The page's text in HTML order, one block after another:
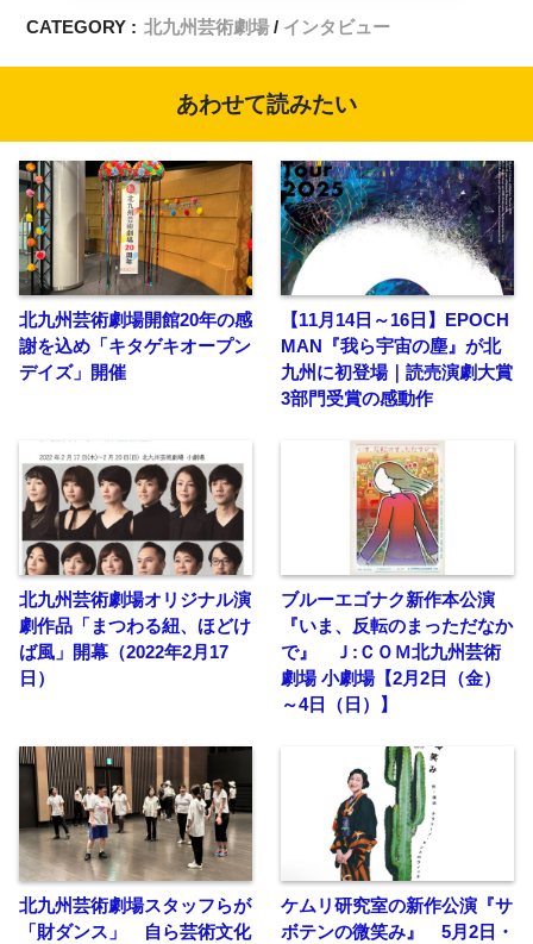
CATEGORY : 北九州芸術劇場 インタビュー
あわせて読みたい
北九州芸術劇場開館20年の感
謝を込め「キタゲキオープン
デイズ」開催
【11月14日～16日】EPOCH
MAN『我ら宇宙の塵』が北
九州に初登場｜読売演劇大賞
3部門受賞の感動作
北九州芸術劇場オリジナル演
劇作品「まつわる紐、ほどけ
ば風」開幕（2022年2月17
日）
ブルーエゴナク新作本公演
『いま、反転のまっただなか
で』 Ｊ:ＣＯＭ北九州芸術
劇場 小劇場【2月2日（金）
～4日（日）】
北九州芸術劇場スタッフらが
「財ダンス」 自ら芸術文化
ケムリ研究室の新作公演『サ
ボテンの微笑み』 5月2日・